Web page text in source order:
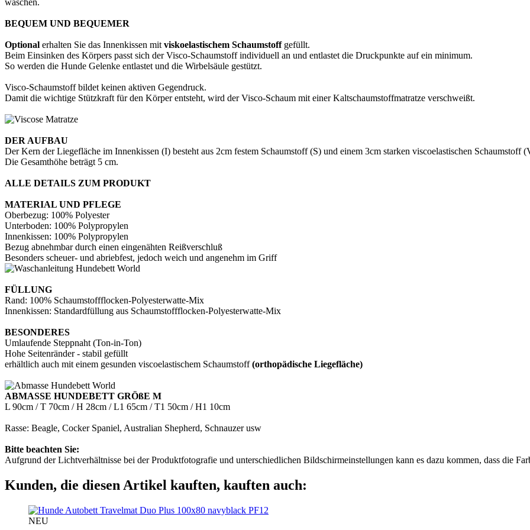
waschen.
BEQUEM UND BEQUEMER
Optional erhalten Sie das Innenkissen mitviskoelastischem Schaumstoffgefüllt.
Beim Einsinken des Körpers passt sich der Visco-Schaumstoff individuell an und entlastet die Druckpunkte auf ein minimum.
So werden die Hunde Gelenke entlastet und die Wirbelsäule gestützt.
Visco-Schaumstoff bildet keinen aktiven Gegendruck.
Damit die wichtige Stützkraft für den Körper entsteht, wird der Visco-Schaum mit einer Kaltschaumstoffmatratze verschweißt.
DER AUFBAU
Der Kern der Liegefläche im Innenkissen (I) besteht aus 2cm festem Schaumstoff (S) und einem 3cm starken viscoelastischen Schaumstoff
Die Gesamthöhe beträgt 5 cm.
ALLE DETAILS ZUM PRODUKT
MATERIAL UND PFLEGE
Oberbezug: 100% Polyester
Unterboden: 100% Polypropylen
Innenkissen: 100% Polypropylen
Bezug abnehmbar durch einen eingenähten Reißverschluß
Besonders scheuer- und abriebfest, jedoch weich und angenehm im Griff
FÜLLUNG
Rand: 100% Schaumstoffflocken-Polyesterwatte-Mix
Innenkissen: Standardfüllung aus Schaumstoffflocken-Polyesterwatte-Mix
BESONDERES
Umlaufende Steppnaht (Ton-in-Ton)
Hohe Seitenränder - stabil gefüllt
erhältlich auch mit einem gesunden viscoelastischem Schaumstoff(orthopädische Liegefläche)
ABMASSE HUNDEBETT GRÖßE M
L 90cm / T 70cm / H 28cm / L1 65cm / T1 50cm / H1 10cm
Rasse: Beagle, Cocker Spaniel, Australian Shepherd, Schnauzer usw
Bitte beachten Sie:
Aufgrund der Lichtverhältnisse bei der Produktfotografie und unterschiedlichen Bildschirmeinstellungen kann es dazu kommen, dass die
Kunden, die diesen Artikel kauften, kauften auch:
PF12
NEU